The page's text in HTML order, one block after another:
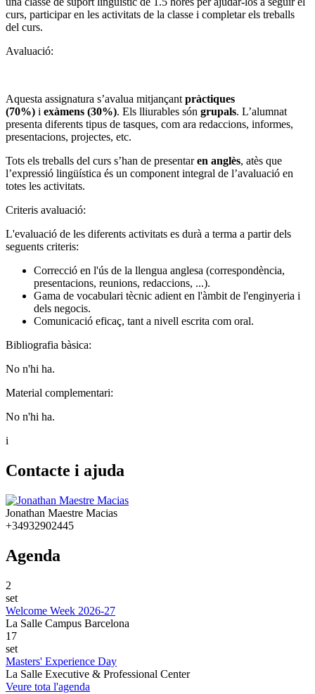
curs, participar en les activitats de la classe i completar els treballs
del curs.
Avaluació:
Aquesta assignatura s’avalua mitjançantpràctiques
(70%) i exàmens (30%). Els lliurables són grupals. L’alumnat
presenta diferents tipus de tasques, com ara redaccions, informes,
presentacions, projectes, etc.
Tots els treballs del curs s’han de presentaren anglès, atès que
l’expressió lingüística és un component integral de l’avaluació en
totes les activitats.
Criteris avaluació:
L'evaluació de les diferents activitats es durà a terma a partir dels
seguents criteris:
Correcció en l'ús de la llengua anglesa (correspondència,
presentacions, reunions, redaccions, ...).
Gama de vocabulari tècnic adient en l'àmbit de l'enginyeria i
dels negocis.
Comunicació eficaç, tant a nivell escrita com oral.
Bibliografia bàsica:
No n'hi ha.
Material complementari:
No n'hi ha.
i
Contacte i ajuda
Jonathan Maestre Macias
+34932902445
Agenda
2
set
Welcome Week 2026-27
La Salle Campus Barcelona
17
set
Masters' Experience Day
La Salle Executive & Professional Center
Veure tota l'agenda